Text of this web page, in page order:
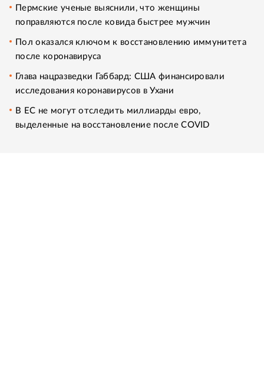
Пермские ученые выяснили, что женщины
поправляются после ковида быстрее мужчин
Пол оказался ключом к восстановлению иммунитета
после коронавируса
Глава нацразведки Габбард: США финансировали
исследования коронавирусов в Ухани
В ЕС не могут отследить миллиарды евро,
выделенные на восстановление после COVID